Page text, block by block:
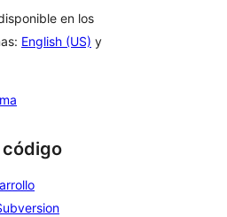
en los
English (US) y
código